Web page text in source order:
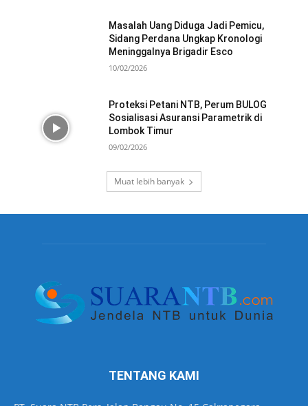
Masalah Uang Diduga Jadi Pemicu,
Sidang Perdana Ungkap Kronologi
Meninggalnya Brigadir Esco
10/02/2026
Proteksi Petani NTB, Perum BULOG
Sosialisasi Asuransi Parametrik di
Lombok Timur
09/02/2026
Muat lebih banyak
TENTANG KAMI